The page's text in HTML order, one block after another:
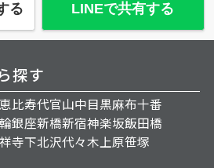
る LINEで共有する
探す
恵比寿代官山中目黒麻布十番
銀座新橋新宿神楽坂飯田橋
寺下北沢代々木上原笹塚